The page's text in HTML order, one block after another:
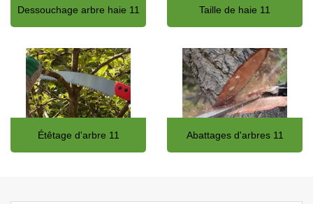
Dessouchage arbre haie 11 Taille de haie 11
Étêtage d'arbre 11 Abattages d'arbres 11